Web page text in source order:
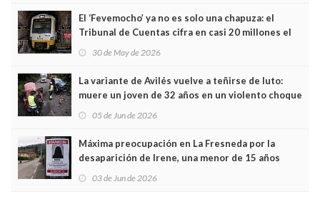
El ‘Fevemocho’ ya no es solo una chapuza: el
Tribunal de Cuentas cifra en casi 20 millones el
sobrecoste de los trenes que no cabían por los
30 de May de 2026
La variante de Avilés vuelve a teñirse de luto:
muere un joven de 32 años en un violento choque
frontal
05 de Jun de 2026
Máxima preocupación en La Fresneda por la
desaparición de Irene, una menor de 15 años
03 de Jun de 2026